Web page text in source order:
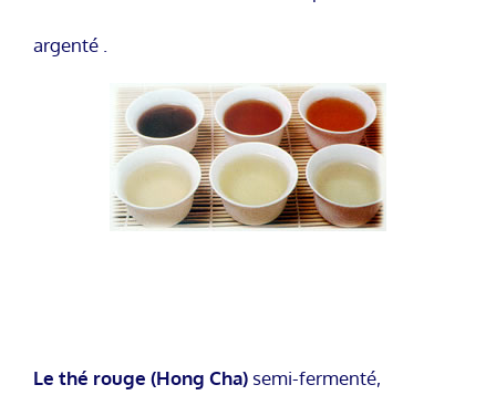
argenté .
Le thé rouge (Hong Cha) semi-fermenté,